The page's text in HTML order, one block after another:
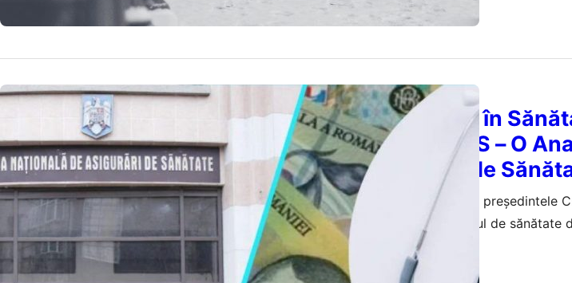
NOUTATI MEDICALE
Războiul Declarațiilor în
vs. Președintele CNAS – O
Reformei Sistemului de
Conflictul dintre ministrul Sănătății și președintele
despre reformele necesare în sistemul de sănătate
explorează implicațiile și perspectivele reformei.
byEchipa Editoriala 16 februarie 2026